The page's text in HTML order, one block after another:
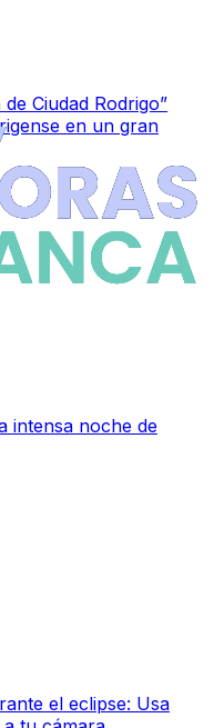
Ciudad Rodrigo”
en un gran
intensa noche de
el eclipse: Usa